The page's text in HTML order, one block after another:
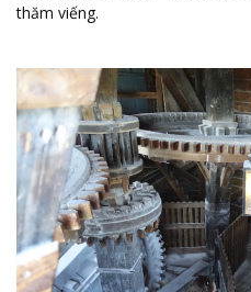
thăm viếng.